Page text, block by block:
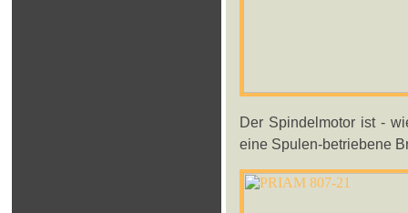
Der Spindelmotor ist -
eine Spulen-betriebene